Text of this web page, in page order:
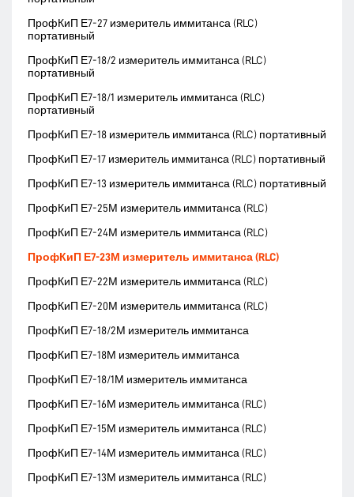
ПрофКиП Е7-27 измеритель иммитанса (RLC)
портативный
ПрофКиП Е7-18/2 измеритель иммитанса (RLC)
портативный
ПрофКиП Е7-18/1 измеритель иммитанса (RLC)
портативный
ПрофКиП Е7-18 измеритель иммитанса (RLC) портативный
ПрофКиП Е7-17 измеритель иммитанса (RLC) портативный
ПрофКиП Е7-13 измеритель иммитанса (RLC) портативный
ПрофКиП Е7-25М измеритель иммитанса (RLC)
ПрофКиП Е7-24М измеритель иммитанса (RLC)
ПрофКиП Е7-23М измеритель иммитанса (RLC)
ПрофКиП Е7-22М измеритель иммитанса (RLC)
ПрофКиП Е7-20М измеритель иммитанса (RLC)
ПрофКиП Е7-18/2М измеритель иммитанса
ПрофКиП Е7-18М измеритель иммитанса
ПрофКиП Е7-18/1М измеритель иммитанса
ПрофКиП Е7-16М измеритель иммитанса (RLC)
ПрофКиП Е7-15М измеритель иммитанса (RLC)
ПрофКиП Е7-14М измеритель иммитанса (RLC)
ПрофКиП Е7-13М измеритель иммитанса (RLC)